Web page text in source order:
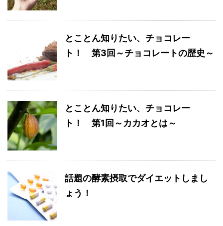
とことん知りたい、チョコレー
ト！ 第3回～チョコレートの歴史～
とことん知りたい、チョコレー
ト！ 第1回～カカオとは～
話題の酵素摂取でダイエットしまし
ょう！